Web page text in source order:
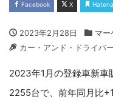
Facebook X Hatena
2023年2月28日
マー
カー・アンド・ドライバ
2023年1月の登録車新車
2255台で、前年同月比